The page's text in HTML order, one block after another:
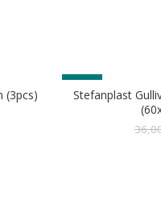
(3pcs)
-8%
Stefanplast